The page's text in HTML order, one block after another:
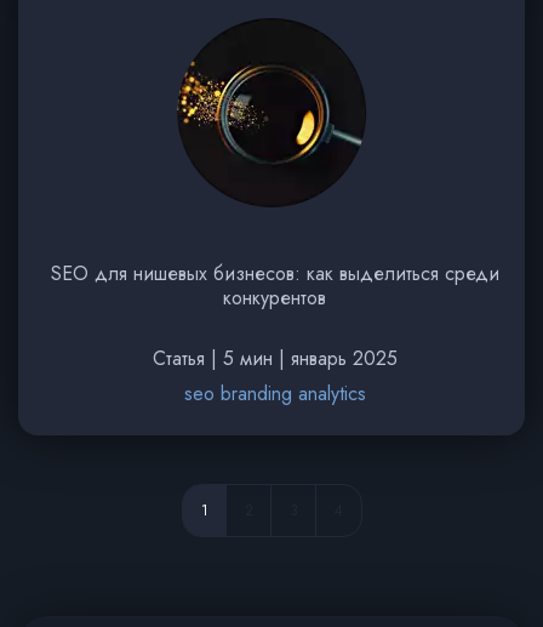
SEO для нишевых бизнесов: как выделиться среди
конкурентов
Статья | 5 мин | январь 2025
seo branding analytics
1